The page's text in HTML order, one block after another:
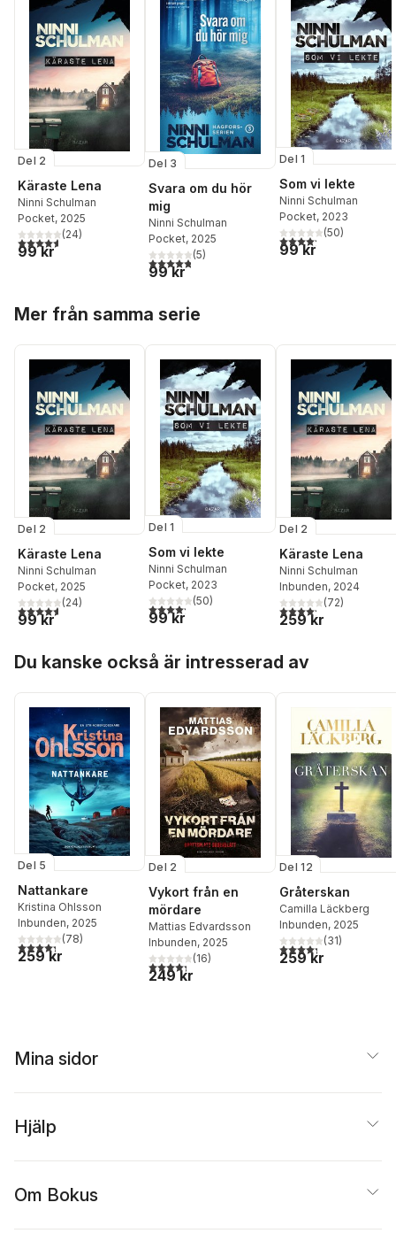
Del 2
Käraste Lena
Ninni Schulman
Pocket, 2025
4,6utav 5 stjärnor. Totalt antal röster:
(24)
99 kr
Del 3
Svara om du hör
mig
Ninni Schulman
Pocket, 2025
4,8utav 5 stjärnor. Totalt antal röster:
(5)
99 kr
Del 1
Som vi lekte
Ninni Schulman
Pocket, 2023
4,2utav 5 stjärnor.
(50)
99 kr
Mer från samma serie
Del 2
Käraste Lena
Ninni Schulman
Pocket, 2025
4,6utav 5 stjärnor. Totalt antal röster:
(24)
99 kr
Del 1
Som vi lekte
Ninni Schulman
Pocket, 2023
4,2utav 5 stjärnor. Totalt antal röster:
(50)
99 kr
Del 2
Käraste Lena
Ninni Schulman
Inbunden, 2024
4,2utav 5 stjärnor.
(72)
259 kr
Du kanske också är intresserad av
Del 5
Nattankare
Kristina Ohlsson
Inbunden, 2025
4,3utav 5 stjärnor. Totalt antal röster:
(78)
259 kr
Del 2
Vykort från en
mördare
Mattias Edvardsson
Inbunden, 2025
4,3utav 5 stjärnor. Totalt antal röster:
(16)
249 kr
Del 12
Gråterskan
Camilla Läckberg
Inbunden, 2025
4,3utav 5 stjärnor.
(31)
259 kr
Mina sidor
Hjälp
Om Bokus